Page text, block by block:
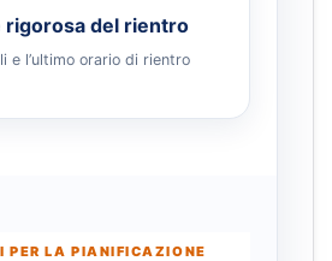
rigorosa del rientro
e l’ultimo orario di rientro
PER LA PIANIFICAZIONE